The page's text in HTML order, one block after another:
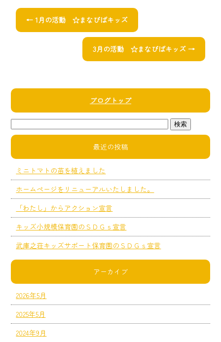
← 1月の活動 ☆まなびばキッズ
3月の活動 ☆まなびばキッズ →
ブログトップ
最近の投稿
ミニトマトの苗を植えました
ホームページをリニューアルいたしました。
「わたし」からアクション宣言
キッズ小規模保育園のＳＤＧｓ宣言
武庫之荘キッズサポート保育園のＳＤＧｓ宣言
アーカイブ
2026年5月
2025年5月
2024年9月